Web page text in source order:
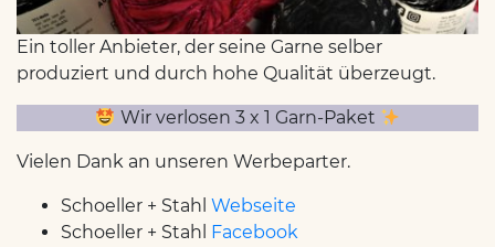
Ein toller Anbieter, der seine Garne selber
produziert und durch hohe Qualität überzeugt.
Wir verlosen 3 x 1 Garn-Paket
Vielen Dank an unseren Werbeparter.
Schoeller + Stahl Webseite
Schoeller + Stahl Facebook